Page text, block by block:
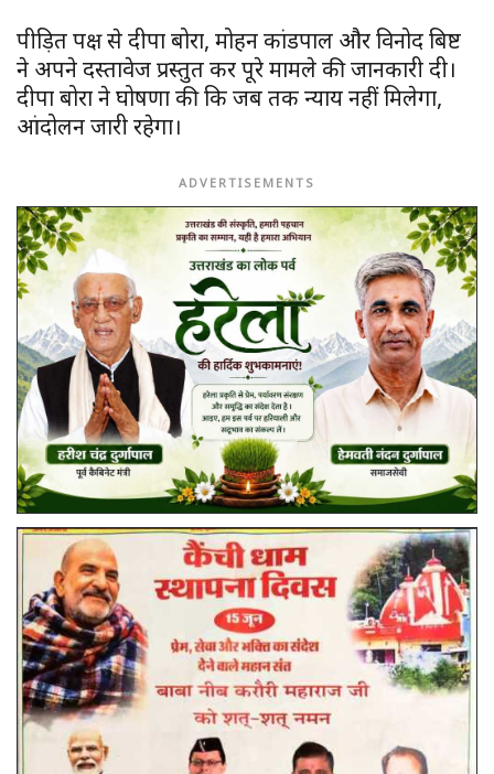
पीड़ित पक्ष से दीपा बोरा, मोहन कांडपाल और विनोद बिष्ट
ने अपने दस्तावेज प्रस्तुत कर पूरे मामले की जानकारी दी।
दीपा बोरा ने घोषणा की कि जब तक न्याय नहीं मिलेगा,
आंदोलन जारी रहेगा।
ADVERTISEMENTS